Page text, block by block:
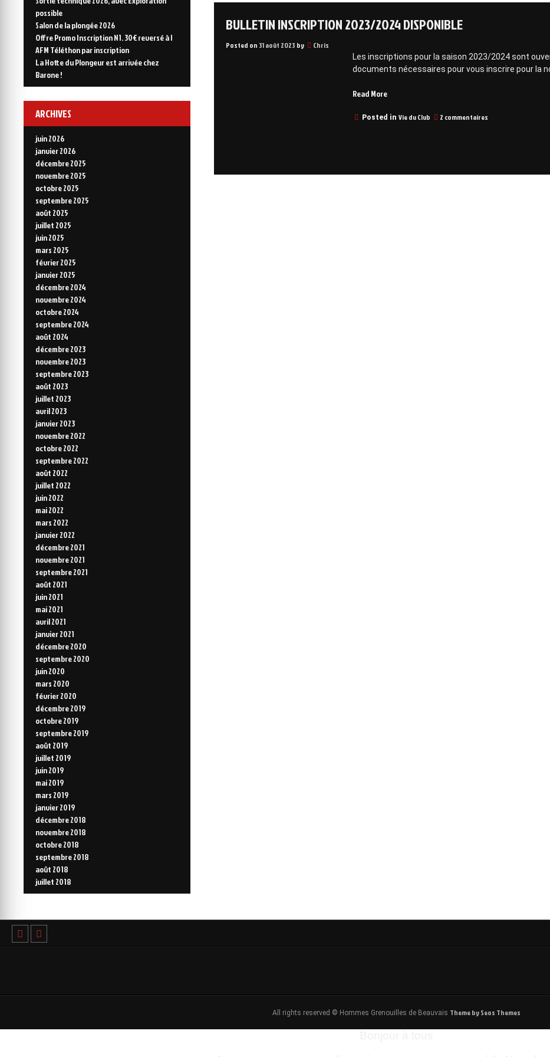
BULLETIN INSCRIPTION 2023/2024 DISPONIBLE
Posted on 31 août 2023 by Chris
Les inscriptions pour la saison 2023/2024 sont
documents nécessaires pour vous inscrire pour la
Read More“Bulletin
2023/2024
Posted in Vie du Club 2 commentairessur
possible
Salon de la plongée 2026
Offre Promo Inscription N1. 30€ reversé à l
AFM Téléthon par inscription
La Hotte du Plongeur est arrivée chez
Barone !
ARCHIVES
juin 2026
janvier 2026
décembre 2025
novembre 2025
octobre 2025
septembre 2025
août 2025
juillet 2025
juin 2025
mars 2025
février 2025
janvier 2025
décembre 2024
novembre 2024
octobre 2024
septembre 2024
août 2024
décembre 2023
novembre 2023
septembre 2023
août 2023
juillet 2023
avril 2023
janvier 2023
novembre 2022
octobre 2022
septembre 2022
août 2022
juillet 2022
juin 2022
mai 2022
mars 2022
janvier 2022
décembre 2021
novembre 2021
septembre 2021
août 2021
juin 2021
mai 2021
avril 2021
janvier 2021
décembre 2020
septembre 2020
juin 2020
mars 2020
février 2020
décembre 2019
octobre 2019
septembre 2019
août 2019
juillet 2019
juin 2019
mai 2019
mars 2019
janvier 2019
décembre 2018
novembre 2018
octobre 2018
septembre 2018
août 2018
juillet 2018
All rights reserved © Hommes Grenouilles de Beauvais Theme by Seos Themes